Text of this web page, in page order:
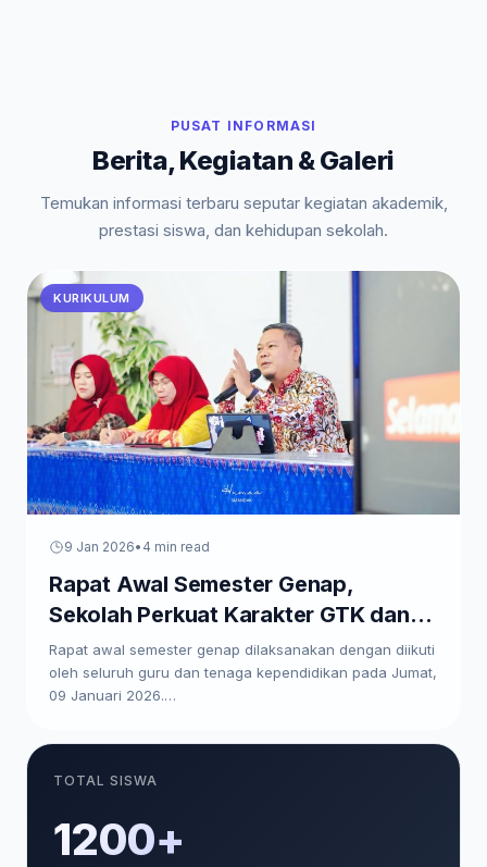
PUSAT INFORMASI
Berita, Kegiatan & Galeri
Temukan informasi terbaru seputar kegiatan akademik,
prestasi siswa, dan kehidupan sekolah.
KURIKULUM
9 Jan 2026• 4 min read
Rapat Awal Semester Genap,
Sekolah Perkuat Karakter GTK dan
Paparkan Program Kerja
Rapat awal semester genap dilaksanakan dengan diikuti
oleh seluruh guru dan tenaga kependidikan pada Jumat,
09 Januari 2026.…
TOTAL SISWA
1200+